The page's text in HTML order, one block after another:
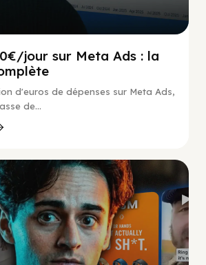
jour sur Meta Ads : la
d'euros de dépenses sur Meta Ads,
de...
Social Scaling